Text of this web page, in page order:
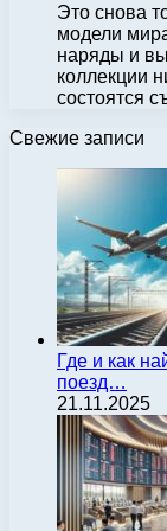
Это снова
модели
наряды и
коллекции
состоятся
Свежие записи
Где и как
поезд…
21.11.2025